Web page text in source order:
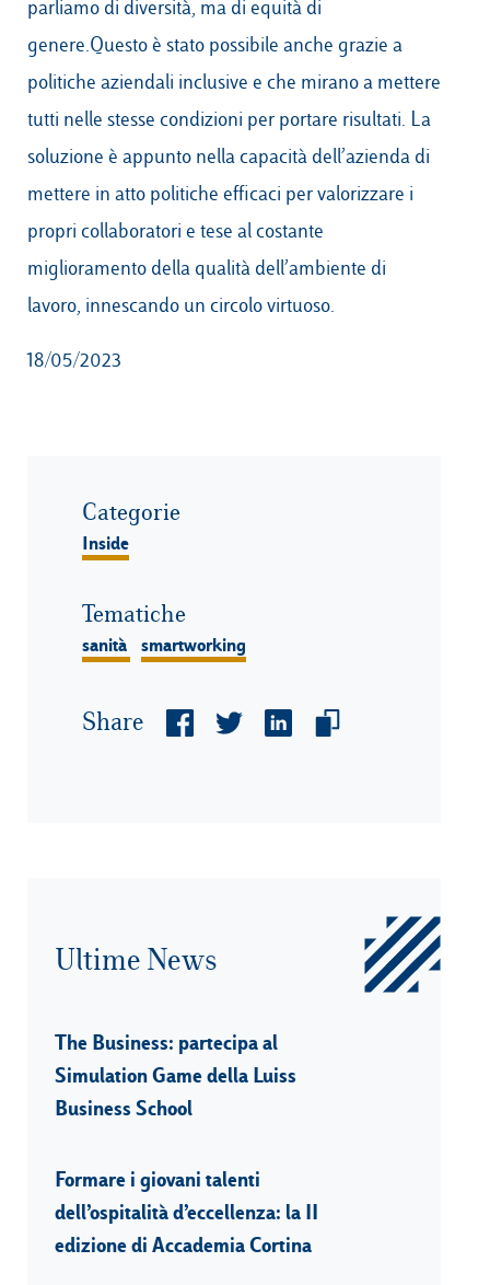
parliamo di diversità, ma di equità di
genere.Questo è stato possibile anche grazie a
politiche aziendali inclusive e che mirano a mettere
tutti nelle stesse condizioni per portare risultati. La
soluzione è appunto nella capacità dell’azienda di
mettere in atto politiche efficaci per valorizzare i
propri collaboratori e tese al costante
miglioramento della qualità dell’ambiente di
lavoro, innescando un circolo virtuoso.
18/05/2023
Categorie
Inside
Tematiche
sanità smartworking
Share
Ultime News
The Business: partecipa al
Simulation Game della Luiss
Business School
Formare i giovani talenti
dell’ospitalità d’eccellenza: la II
edizione di Accademia Cortina